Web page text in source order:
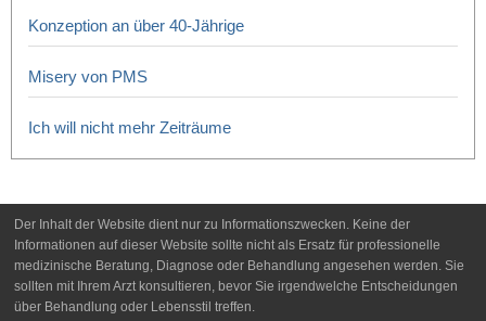
Konzeption an über 40-Jährige
Misery von PMS
Ich will nicht mehr Zeiträume
Der Inhalt der Website dient nur zu Informationszwecken. Keine der
Informationen auf dieser Website sollte nicht als Ersatz für professionelle
medizinische Beratung, Diagnose oder Behandlung angesehen werden. Sie
sollten mit Ihrem Arzt konsultieren, bevor Sie irgendwelche Entscheidungen
über Behandlung oder Lebensstil treffen.